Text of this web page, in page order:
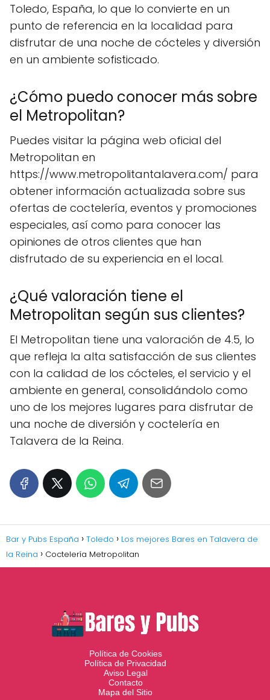
Toledo, España, lo que lo convierte en un
punto de referencia en la localidad para
disfrutar de una noche de cócteles y diversión
en un ambiente sofisticado.
¿Cómo puedo conocer más sobre
el Metropolitan?
Puedes visitar la página web oficial del
Metropolitan en
https://www.metropolitantalavera.com/ para
obtener información actualizada sobre sus
ofertas de coctelería, eventos y promociones
especiales, así como para conocer las
opiniones de otros clientes que han
disfrutado de su experiencia en el local.
¿Qué valoración tiene el
Metropolitan según sus clientes?
El Metropolitan tiene una valoración de 4.5, lo
que refleja la alta satisfacción de sus clientes
con la calidad de los cócteles, el servicio y el
ambiente en general, consolidándolo como
uno de los mejores lugares para disfrutar de
una noche de diversión y coctelería en
Talavera de la Reina.
Bar y Pubs España Toledo
Los mejores Bares en Talavera de
la Reina
Coctelería Metropolitan
Política de Cookies
Política de Privacidad
Aviso Legal
Contacto
Mapa del Sitio